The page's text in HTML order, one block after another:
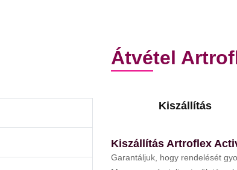
Átvétel
Kiszállítás
Kiszállítás Artroflex
Garantáljuk, hogy rendelését